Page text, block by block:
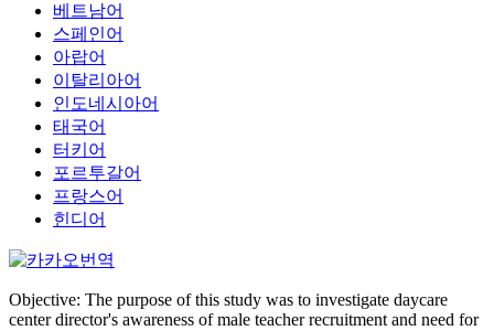
베트남어
스페인어
아랍어
이탈리아어
인도네시아어
태국어
터키어
포르투갈어
프랑스어
힌디어
Objective: The purpose of this study was to investigate daycare
center director's awareness of male teacher recruitment and need for